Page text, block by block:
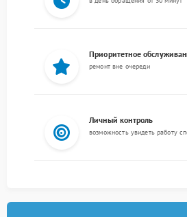
Приоритетное
ремонт вне очереди
Личный контроль
возможность увидеть работу